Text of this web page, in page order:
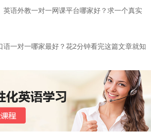
英语外教一对一网课平台哪家好？求一个真实
语一对一哪家最好？花2分钟看完这篇文章就知